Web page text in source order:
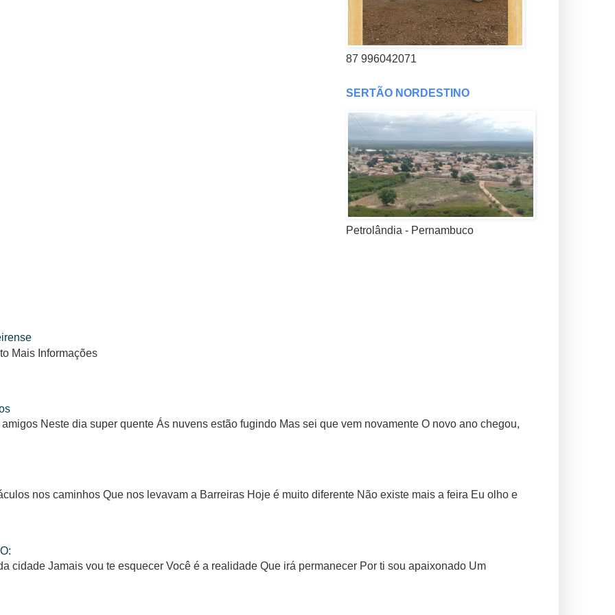
87 996042071
SERTÃO NORDESTINO
Petrolândia - Pernambuco
Mais Informações
Neste dia super quente Ás nuvens estão fugindo Mas sei que vem novamente O novo ano chegou,
nos caminhos Que nos levavam a Barreiras Hoje é muito diferente Não existe mais a feira Eu olho e
cidade Jamais vou te esquecer Você é a realidade Que irá permanecer Por ti sou apaixonado Um